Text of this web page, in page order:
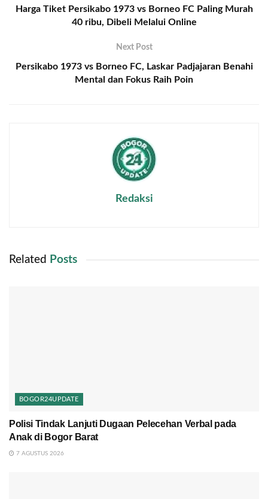
Harga Tiket Persikabo 1973 vs Borneo FC Paling Murah
40 ribu, Dibeli Melalui Online
Next Post
Persikabo 1973 vs Borneo FC, Laskar Padjajaran Benahi
Mental dan Fokus Raih Poin
Redaksi
Related Posts
BOGOR24UPDATE
Polisi Tindak Lanjuti Dugaan Pelecehan Verbal pada
Anak di Bogor Barat
7 AGUSTUS 2026